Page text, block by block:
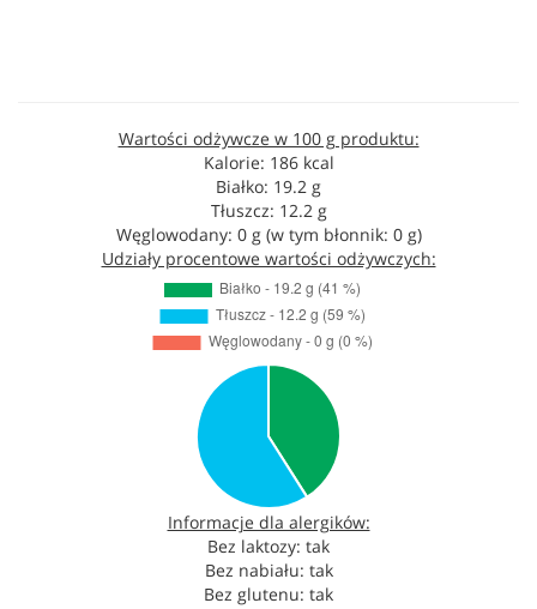
Wartości odżywcze w 100 g produktu:
Kalorie: 186 kcal
Białko: 19.2 g
Tłuszcz: 12.2 g
Węglowodany: 0 g (w tym błonnik: 0 g)
Udziały procentowe wartości odżywczych:
Informacje dla alergików:
Bez laktozy: tak
Bez nabiału: tak
Bez glutenu: tak